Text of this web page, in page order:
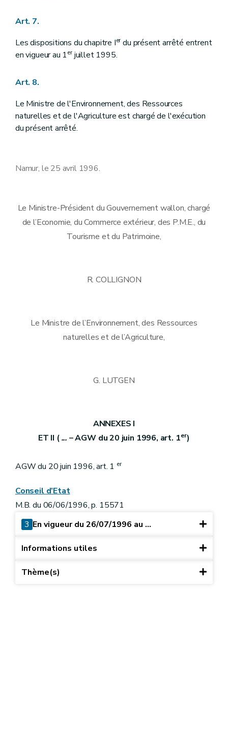
Art. 7.
Les dispositions du chapitre Ierdu présent arrêté entrent
en vigueur au 1erjuillet 1995.
Art. 8.
Le Ministre de l'Environnement, des Ressources
naturelles et de l'Agriculture est chargé de l'exécution
du présent arrêté.
Namur, le 25 avril 1996.
Le Ministre-Président du Gouvernement wallon, chargé
de l’Economie, du Commerce extérieur, des P.M.E., du
Tourisme et du Patrimoine,
R. COLLIGNON
Le Ministre de l’Environnement, des Ressources
naturelles et de l’Agriculture,
G. LUTGEN
ANNEXES I
ET II (... – AGW du 20 juin 1996, art. 1er)
AGW du 20 juin 1996, art. 1 er
Conseil d’Etat
M.B. du 06/06/1996, p. 15571
3 En vigueur du 26/07/1996 au ...
Informations utiles
Thème(s)